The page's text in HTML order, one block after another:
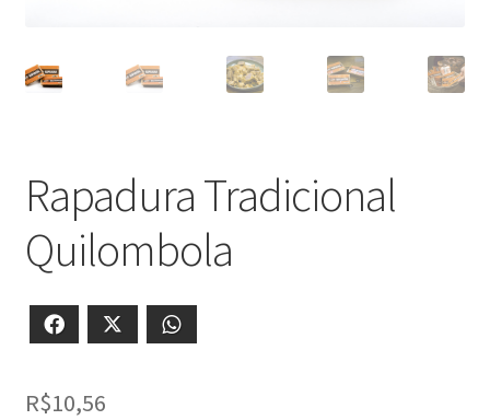
Rapadura Tradicional
Quilombola
Facebook
R$10,56